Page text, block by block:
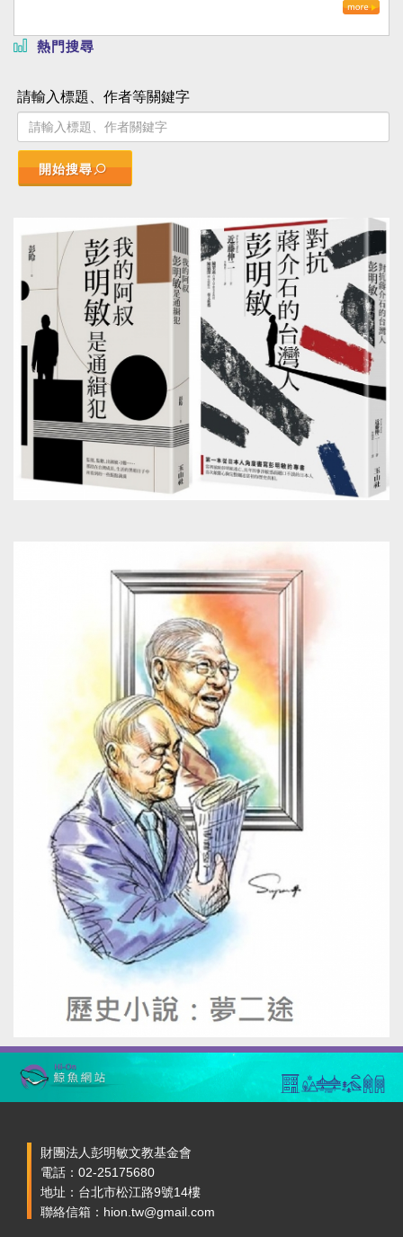
熱門搜尋
請輸入標題、作者等關鍵字
開始搜尋
財團法人彭明敏文教基金會
電話：02-25175680
地址：台北市松江路9號14樓
聯絡信箱：hion.tw@gmail.com